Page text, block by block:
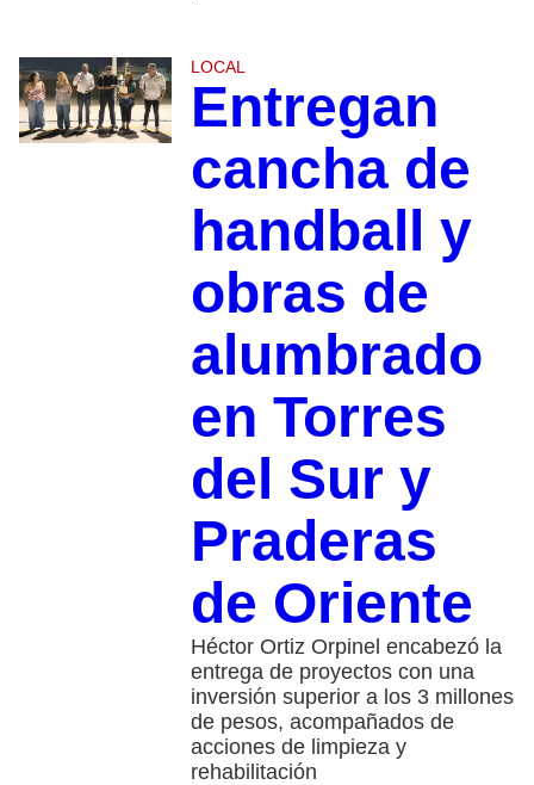
LOCAL
Entregan
cancha de
handball y
obras de
alumbrado
en Torres
del Sur y
Praderas
de Oriente
Héctor Ortiz Orpinel encabezó la
entrega de proyectos con una
inversión superior a los 3 millones
de pesos, acompañados de
acciones de limpieza y
rehabilitación